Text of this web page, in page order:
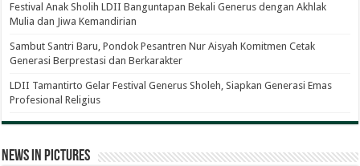
Festival Anak Sholih LDII Banguntapan Bekali Generus dengan Akhlak
Mulia dan Jiwa Kemandirian
Sambut Santri Baru, Pondok Pesantren Nur Aisyah Komitmen Cetak
Generasi Berprestasi dan Berkarakter
LDII Tamantirto Gelar Festival Generus Sholeh, Siapkan Generasi Emas
Profesional Religius
News in Pictures